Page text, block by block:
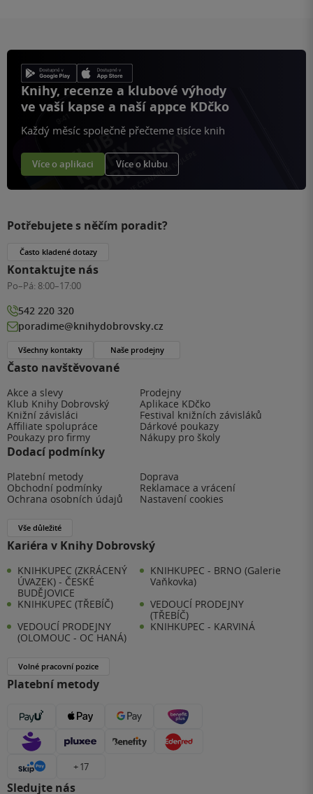
Knihy, recenze a klubové výhody
ve vaší kapse a naší appce KDčko
Každý měsíc společně přečteme tisíce knih
Více o aplikaci Více o klubu
Často navštěvované
Akce a slevy
Prodejny
Klub Knihy Dobrovský
Aplikace KDčko
Knižní závisláci
Festival knižních závisláků
Affiliate spolupráce
Dárkové poukazy
Poukazy pro firmy
Nákupy pro školy
Dodací podmínky
Platební metody
Doprava
Obchodní podmínky
Reklamace a vrácení
Ochrana osobních údajů
Nastavení cookies
Vše důležité
Kariéra v Knihy Dobrovský
KNIHKUPEC (ZKRÁCENÝ
ÚVAZEK) - ČESKÉ
BUDĚJOVICE
KNIHKUPEC - BRNO (Galerie
Vaňkovka)
KNIHKUPEC (TŘEBÍČ)
VEDOUCÍ PRODEJNY
(TŘEBÍČ)
VEDOUCÍ PRODEJNY
(OLOMOUC - OC HANÁ)
KNIHKUPEC - KARVINÁ
Volné pracovní pozice
Platební metody
+ 17
Sledujte nás
Potřebujete s něčím poradit?
Často kladené dotazy
Kontaktujte nás
Po–Pá: 8:00–17:00
542 220 320
poradime@knihydobrovsky.cz
Všechny kontakty Naše prodejny